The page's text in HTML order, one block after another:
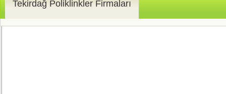
Tekirdağ Poliklinkler Firmaları